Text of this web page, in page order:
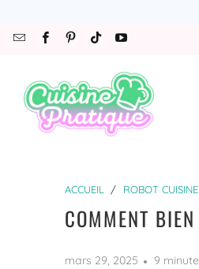
ACCUEIL / ROBOT
COMMENT
mars 29, 2025 9